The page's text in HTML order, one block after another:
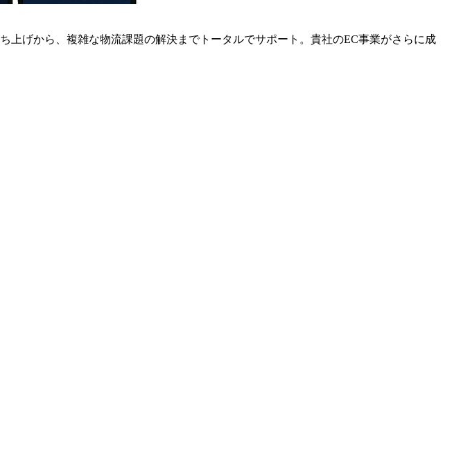
上げから、複雑な物流課題の解決までトータルでサポート。貴社のEC事業がさらに成